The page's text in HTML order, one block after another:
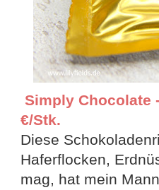
Simply Chocolate
€/Stk.
Diese
Haferflocken,
mag, hat mein